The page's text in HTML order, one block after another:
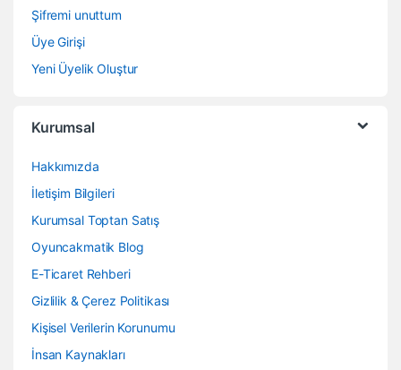
Şifremi unuttum
Üye Girişi
Yeni Üyelik Oluştur
Kurumsal
Hakkımızda
İletişim Bilgileri
Kurumsal Toptan Satış
Oyuncakmatik Blog
E-Ticaret Rehberi
Gizlilik & Çerez Politikası
Kişisel Verilerin Korunumu
İnsan Kaynakları